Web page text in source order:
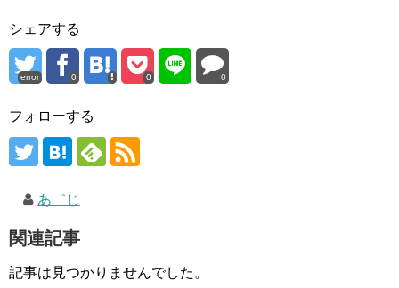
シェアする
error 0 0 0
フォローする
あ゛じ
関連記事
記事は見つかりませんでした。